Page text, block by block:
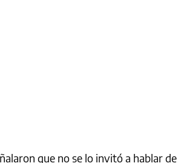
que no se lo invitó a hablar de